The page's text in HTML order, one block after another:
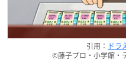
引用： ドラ
©藤子プロ・小学館・